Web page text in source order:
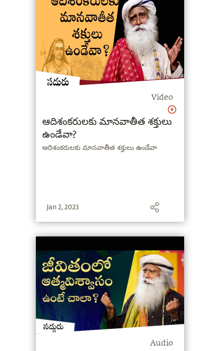
Video
ఆదిశంకరులకు మానవాతీత శక్తులు
ఉండేవా?
ఆదిశంకరులకు మానవాతీత శక్తులు ఉండేవా
Jan 2, 2023
Audio